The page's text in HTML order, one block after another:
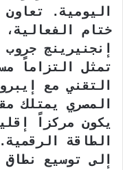
اليومية.
ختام
إنجنيرينج جروب
تمثل التزاماً
التقني مع
المصري يمتلك
يكون مركزاً
الطاقة
إلى توسيع نطاق